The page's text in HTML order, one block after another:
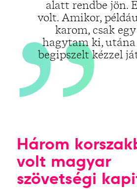
alatt rendbe jön.
volt. Amikor,
karom, csak
hagytam ki,
begipszelt kézzel
Három
volt magyar
szövetségi